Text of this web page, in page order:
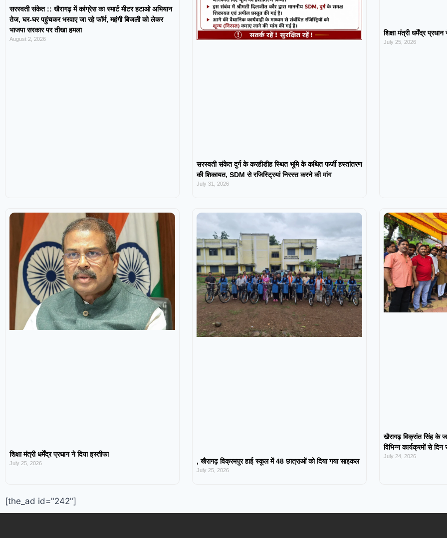
सरस्वती संकेत :: खैरागढ़ में कांग्रेस का स्मार्ट मीटर हटाओ अभियान
तेज, घर-घर पहुंचकर भरवाए जा रहे फॉर्म, महंगी बिजली को लेकर
भाजपा सरकार पर तीखा हमला
August 2, 2026
सरस्वती संकेत दुर्ग के करहीडीह स्थित भूमि के कथित फर्जी हस्तांतरण
की शिकायत, SDM से रजिस्ट्रियां निरस्त करने की मांग
July 31, 2026
शिक्षा मंत्री धर्मेंद्र
July 25, 2026
शिक्षा मंत्री धर्मेंद्र प्रधान ने दिया इस्तीफा
July 25, 2026 , खैरागढ़ विक्रमपुर हाई स्कूल में 48 छात्राओं को दिया गया साइकल
July 25, 2026
खैरागढ़ विक्रांत सिंह के
विभिन्न कार्यक्रमों से दिन
July 24, 2026
[the_ad id="242"]